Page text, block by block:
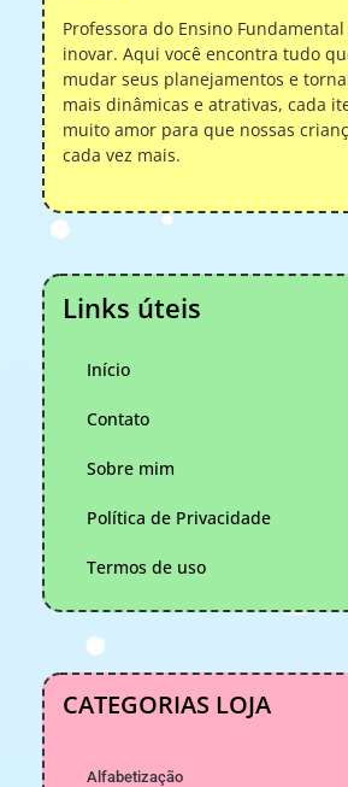
Professora do Ensino
inovar. Aqui você encontra tudo
mudar seus planejamentos e
mais dinâmicas e atrativas, cada
muito amor para que nossas
cada vez mais.
Links úteis
Início
Contato
Sobre mim
Política de Privacidade
Termos de uso
CATEGORIAS LOJA
Alfabetização